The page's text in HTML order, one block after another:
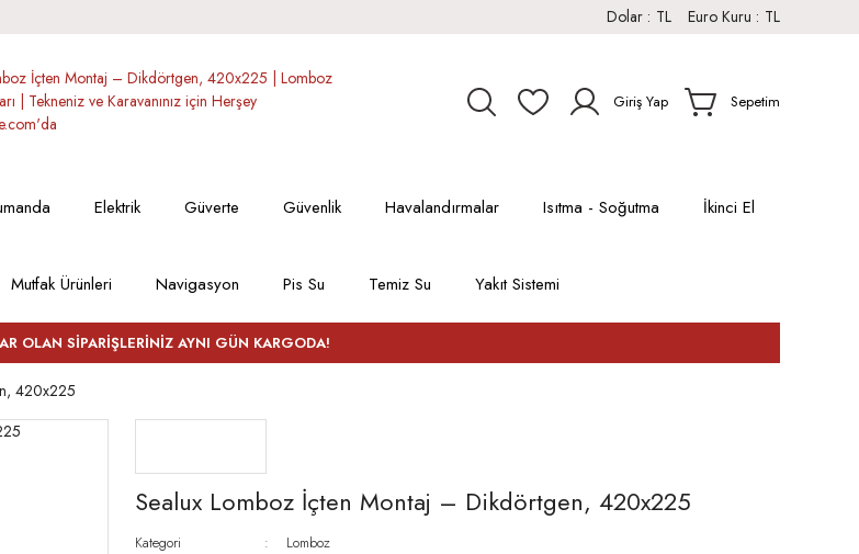
Dolar : TL Euro Kuru : TL
Giriş Yap Sepetim
Elektrik Güverte Güvenlik Havalandırmalar Isıtma - Soğutma İkinci El
Mutfak Ürünleri Navigasyon Pis Su Temiz Su Yakıt Sistemi
OLAN SİPARİŞLERİNİZ AYNI GÜN KARGODA!
420x225
Sealux Lomboz İçten Montaj – Dikdörtgen, 420x225
Kategori
Lomboz